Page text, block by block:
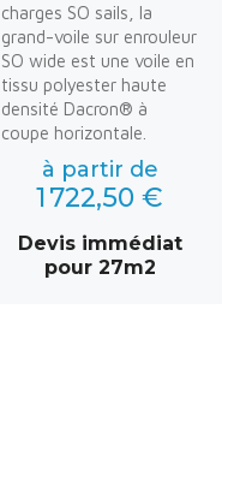
charges SO sails, la
grand-voile sur enrouleur
SO wide est une voile en
tissu polyester haute
densité Dacron® à
coupe horizontale.
à partir de
1 722,50 €
Devis immédiat
pour 27m2